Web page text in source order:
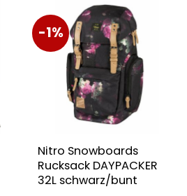
-1%
Nitro Snowboards
Rucksack DAYPACKER
32L schwarz/bunt